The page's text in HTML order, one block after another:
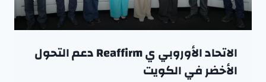
الاتحاد الأوروبي ي Reaffirm دعم التحول
الأخضر في الكويت